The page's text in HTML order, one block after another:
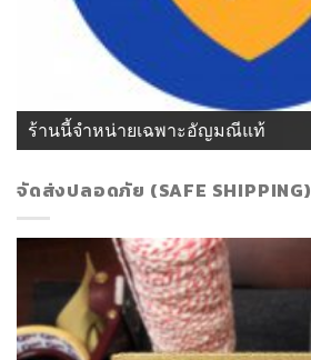
ร้านนี้จำหน่ายเฉพาะอัญมณีแท้
จัดส่งปลอดภัย (SAFE SHIPPING)